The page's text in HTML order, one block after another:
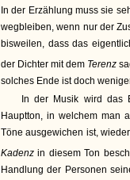
In der Erzählung muss sie
wegbleiben, wenn nur der
bisweilen, dass das
der Dichter mit dem Terenz
solches Ende ist doch
In der Musik wird das
Hauptton, in welchem man
Töne ausgewichen ist,
Kadenzin diesem Ton
Handlung der Personen